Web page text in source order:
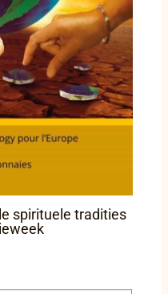
spirituele tradities